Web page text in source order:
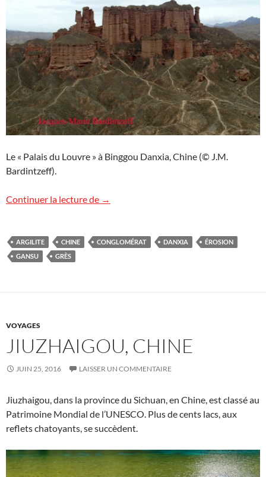
Le « Palais du Louvre » à Binggou Danxia, Chine (© J.M.
Bardintzeff).
Continuer la lecture de Un Palais du Louvre en Chine ?
→
ARGILITE CHINE CONGLOMÉRAT DANXIA
ÉROSION
GANSU
GRÈS
VOYAGES
JIUZHAIGOU, CHINE
JUIN 25, 2016 LAISSER UN COMMENTAIRE
Jiuzhaigou, dans la province du Sichuan, en Chine, est classé au
Patrimoine Mondial de l’UNESCO. Plus de cents lacs, aux
reflets chatoyants, se succèdent.